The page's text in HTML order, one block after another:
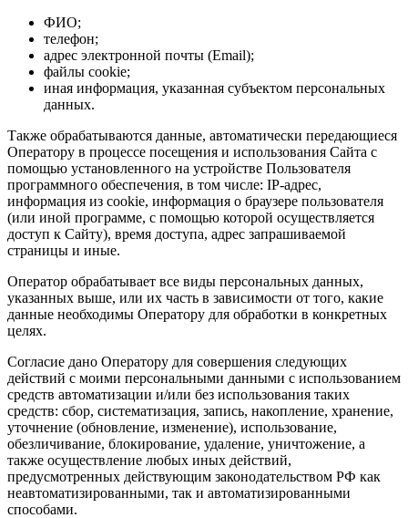
ФИО;
телефон;
адрес электронной почты (Email);
файлы cookie;
иная информация, указанная субъектом персональных
данных.
Также обрабатываются данные, автоматически передающиеся
Оператору в процессе посещения и использования Сайта с
помощью установленного на устройстве Пользователя
программного обеспечения, в том числе: IP-адрес,
информация из cookie, информация о браузере пользователя
(или иной программе, с помощью которой осуществляется
доступ к Сайту), время доступа, адрес запрашиваемой
страницы и иные.
Оператор обрабатывает все виды персональных данных,
указанных выше, или их часть в зависимости от того, какие
данные необходимы Оператору для обработки в конкретных
целях.
Согласие дано Оператору для совершения следующих
действий с моими персональными данными с использованием
средств автоматизации и/или без использования таких
средств: сбор, систематизация, запись, накопление, хранение,
уточнение (обновление, изменение), использование,
обезличивание, блокирование, удаление, уничтожение, а
также осуществление любых иных действий,
предусмотренных действующим законодательством РФ как
неавтоматизированными, так и автоматизированными
способами.